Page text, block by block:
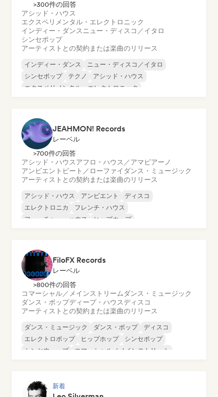
>300件の回答
アシッド・ハウス
エクスペリメンタル・エレクトロニック
インディー・ダンス ニュー・ディスコ／イタロ
シンセポップ
アーティストとの契約または楽曲のリリース
インディー・ダンス
ニュー・ディスコ／イタロ
シンセポップ
テクノ
アシッド・ハウス
エクスペリメンタル・エレクトロニック
JEAHMON! Records
レーベル
>700件の回答
アシッド・ハウスアフロ・ハウス／アマピアーノ
アンビエント ビート／ローファイ ダンス・ミュージック
アーティストとの契約または楽曲のリリース
アシッド・ハウス アンビエント
ディスコ
エレクトロニカ
フレンチ・ハウス
フューチャー・ハウス
ヒップホップ
FiloFX Records
レーベル
>800件の回答
コマーシャル／メインストリーム ダンス・ミュージック
ダンス・ポップディープ・ハウスディスコ
アーティストとの契約または楽曲のリリース
ダンス・ミュージック ダンス・ポップ
ディスコ
エレクトロポップ
ヒップホップ
シンセポップ
シンセウェーブ
コマーシャル／メインストリーム
新着